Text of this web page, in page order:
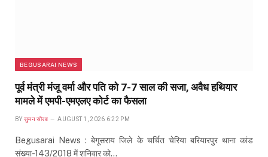
BEGUSARAI NEWS
पूर्व मंत्री मंजू वर्मा और पति को 7-7 साल की सजा, अवैध हथियार
मामले में एमपी-एमएलए कोर्ट का फैसला
BY सुमन सौरब AUGUST 1, 2026 6:22 PM
Begusarai News : बेगूसराय जिले के चर्चित चेरिया बरियारपुर थाना कांड
संख्या-143/2018 में शनिवार को…